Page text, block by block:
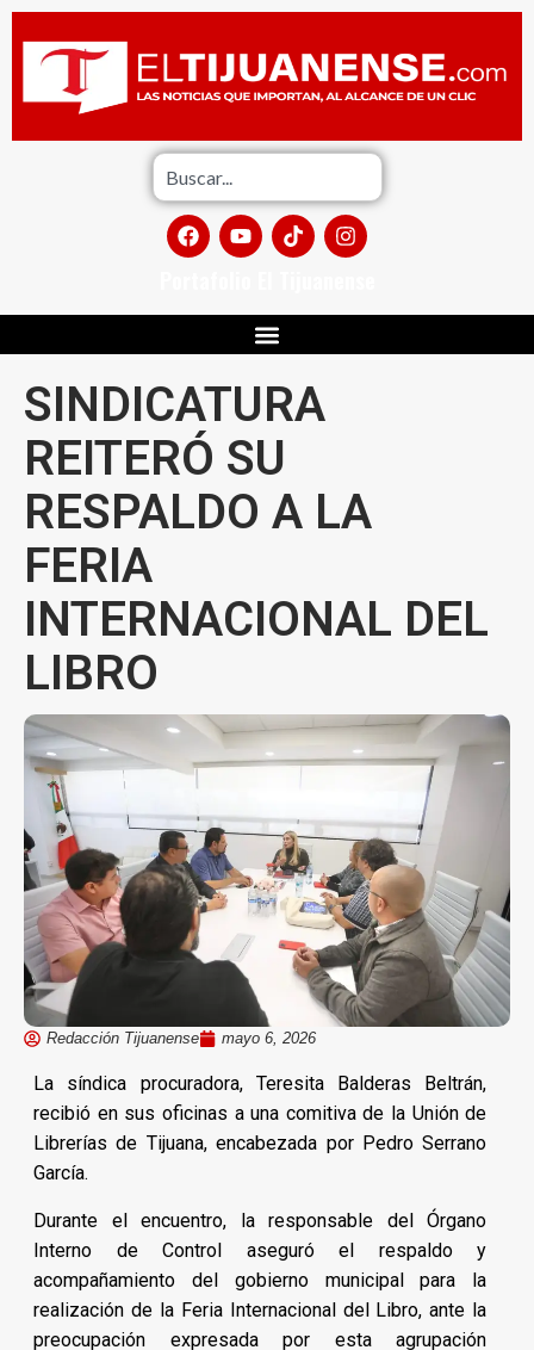
SINDICATURA
REITERÓ SU
RESPALDO A LA
FERIA
INTERNACIONAL DEL
LIBRO
Redacción Tijuanense mayo 6, 2026
La síndica procuradora, Teresita Balderas Beltrán,
recibió en sus oficinas a una comitiva de la Unión de
Librerías de Tijuana, encabezada por Pedro Serrano
García.
Durante el encuentro, la responsable del Órgano
Interno de Control aseguró el respaldo y
acompañamiento del gobierno municipal para la
realización de la Feria Internacional del Libro, ante la
preocupación expresada por esta agrupación